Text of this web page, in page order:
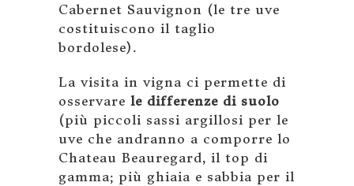
Cabernet Sauvignon (le tre uve
costituiscono il taglio
bordolese).
La visita in vigna ci permette di
osservare le differenze di suolo
(più piccoli sassi argillosi per le
uve che andranno a comporre lo
Chateau Beauregard, il top di
gamma; più ghiaia e sabbia per il